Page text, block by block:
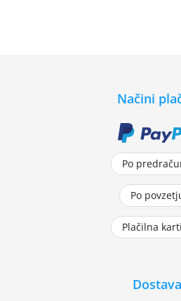
Načini
Po
Po
Plačilna
Dostava